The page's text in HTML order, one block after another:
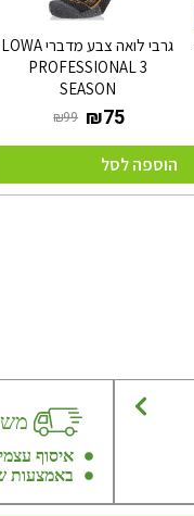
גרבי לואה צבע מדברי LOWA
PROFESSIONAL 3
SEASON
הוספה לסל
איסוף
באמצעות